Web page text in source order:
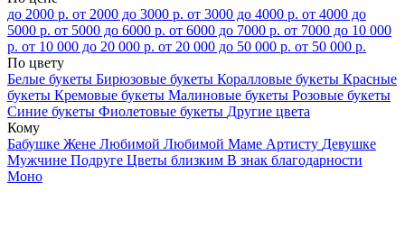
до 2000 р. от 2000 до 3000 р. от 3000 до 4000 р. от 4000 до
5000 р. от 5000 до 6000 р. от 6000 до 7000 р. от 7000 до 10 000
р. от 10 000 до 20 000 р. от 20 000 до 50 000 р. от 50 000 р.
По цвету
Белые букеты Бирюзовые букеты Коралловые букеты Красные
букеты Кремовые букеты Малиновые букеты Розовые букеты
Синие букеты Фиолетовые букеты Другие цвета
Кому
Бабушке Жене Любимой Любимой Маме Артисту Девушке
Мужчине Подруге Цветы близким В знак благодарности
Моно